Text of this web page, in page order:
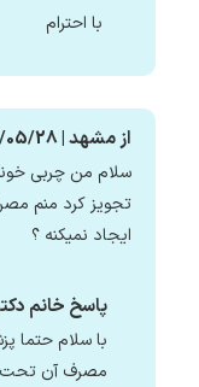
با احترام
از مشهد | 1402/05/28
تجویز کرد منم
ایجاد نمیکنه ؟
پاسخ خانم
با سلام حتما
مصرف آن تحت